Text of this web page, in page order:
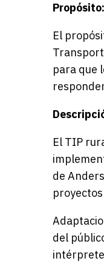
Propósito:
El
para que
El TIP
de
del